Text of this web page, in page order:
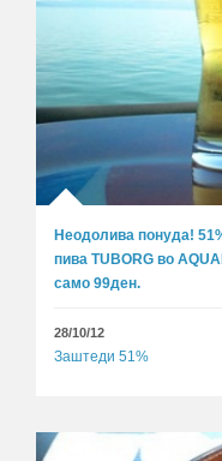
Неодолива понуда!
пива TUBORG во
само 99ден.
28/10/12
Заштеди 51%